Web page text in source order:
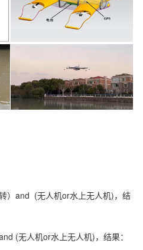
）and (无人机or水上无人机)，结
(无人机or水上无人机)，结果：